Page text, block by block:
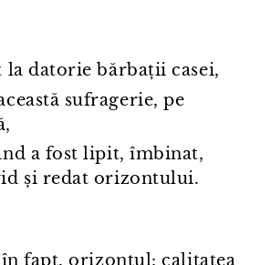
la datorie bărbații casei,
sufragerie, pe
a fost lipit, îmbinat,
și redat orizontului.
în fapt, orizontul: calitatea